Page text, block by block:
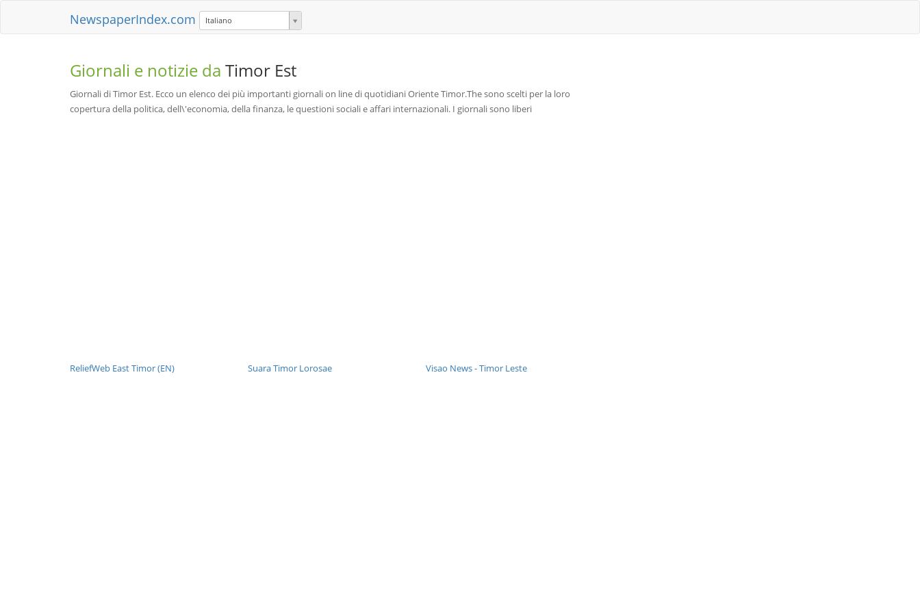
NewspaperIndex.com Italiano
Giornali e notizie da Timor Est
Giornali di Timor Est. Ecco un elenco dei più importanti giornali on line di quotidiani Oriente Timor.The sono scelti per la loro
copertura della politica, dell\'economia, della finanza, le questioni sociali e affari internazionali. I giornali sono liberi
ReliefWeb East Timor (EN) Suara Timor Lorosae Visao News - Timor Leste